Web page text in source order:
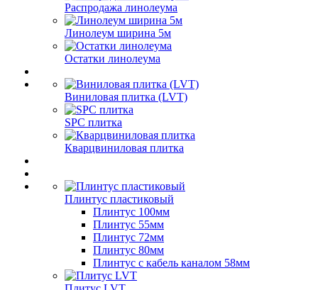
Распродажа линолеума
Линолеум ширина 5м
Остатки линолеума
Виниловая плитка (LVT)
SPC плитка
Кварцвиниловая плитка
Плинтус пластиковый
Плинтус 100мм
Плинтус 55мм
Плинтус 72мм
Плинтус 80мм
Плинтус с кабель каналом 58мм